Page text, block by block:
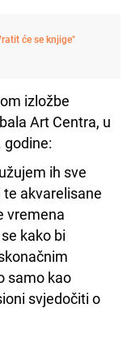
će se knjige"
izložbe
Art Centra, u
godine:
ih sve
akvarelisane
vremena
kako bi
samo kao
svjedočiti o